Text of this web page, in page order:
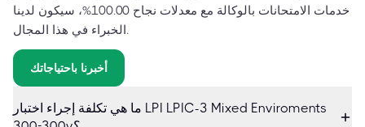
خدمات الامتحانات بالوكالة مع معدلات نجاح 100.00%، سيكون لدينا
الخبراء في هذا المجال.
أخبرنا باحتياجاتك
ما هي تكلفة إجراء اختبار LPI LPIC-3 Mixed Enviroments